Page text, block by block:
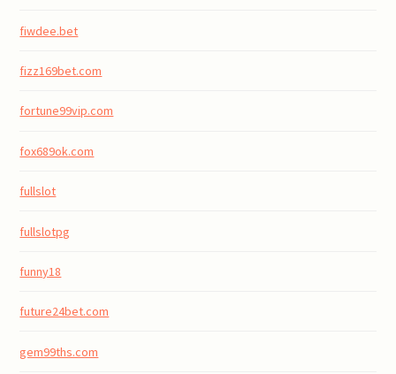
fiwdee.bet
fizz169bet.com
fortune99vip.com
fox689ok.com
fullslot
fullslotpg
funny18
future24bet.com
gem99ths.com